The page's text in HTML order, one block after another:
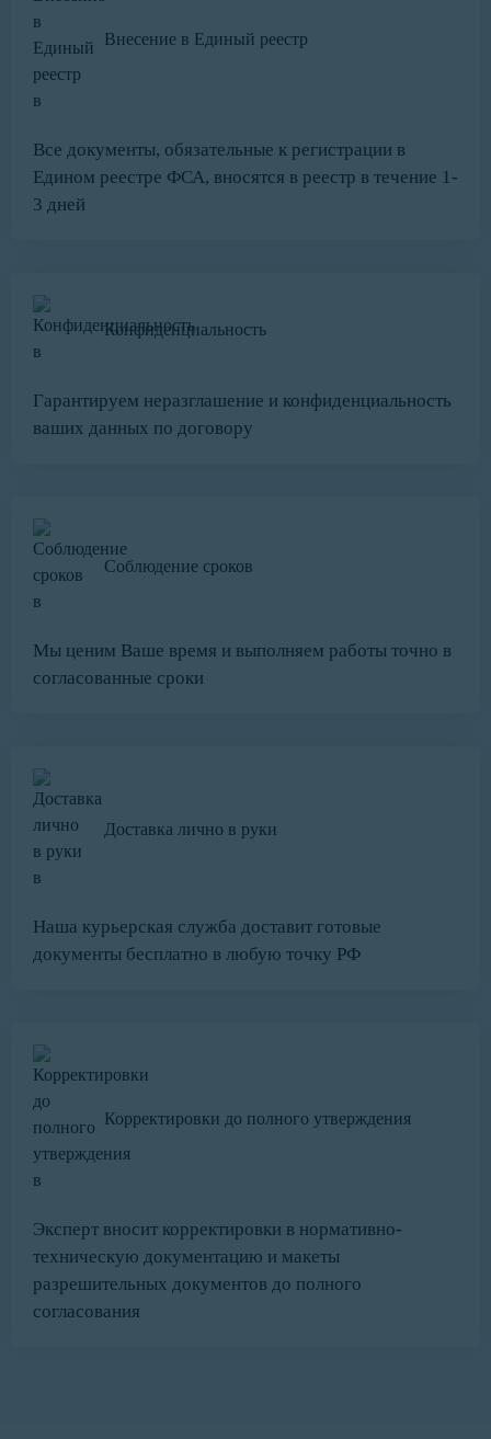
Внесение в Единый реестр
Все документы, обязательные к регистрации в
Едином реестре ФСА, вносятся в реестр в течение 1-
3 дней
Конфиденциальность
Гарантируем неразглашение и конфиденциальность
ваших данных по договору
Соблюдение сроков
Мы ценим Ваше время и выполняем работы точно в
согласованные сроки
Доставка лично в руки
Наша курьерская служба доставит готовые
документы бесплатно в любую точку РФ
Корректировки до полного утверждения
Эксперт вносит корректировки в нормативно-
техническую документацию и макеты
разрешительных документов до полного
согласования